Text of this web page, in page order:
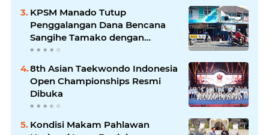
KPSM Manado Tutup
Penggalangan Dana Bencana
Sangihe Tamako dengan
Semangat Tinggi, Dihadiri
8th Asian Taekwondo Indonesia
Open Championships Resmi
Dibuka
Kondisi Makam Pahlawan